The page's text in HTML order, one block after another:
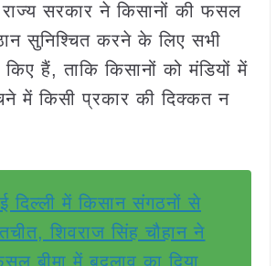
राज्य सरकार ने किसानों की फसल
सुनिश्चित करने के लिए सभी
हैं, ताकि किसानों को मंडियों में
में किसी प्रकार की दिक्कत न
दिल्ली में किसान संगठनों से
शिवराज सिंह चौहान ने
बीमा में बदलाव का दिया